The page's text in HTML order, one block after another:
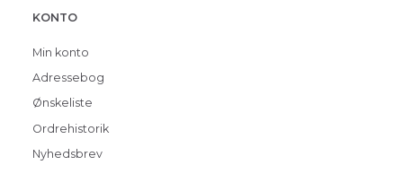
KONTO
Min konto
Adressebog
Ønskeliste
Ordrehistorik
Nyhedsbrev